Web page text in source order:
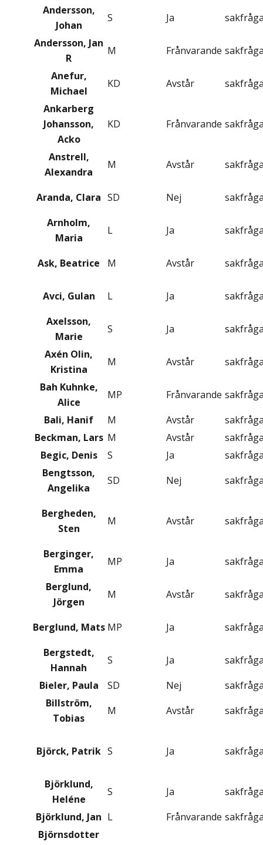
Andersson,
Johan
S Ja
Andersson, Jan
R
M Frånvarande
Anefur,
Michael
KD Avstår
Ankarberg
Johansson,
Acko
KD Frånvarande
Anstrell,
Alexandra
M Avstår
Aranda, Clara SD Nej
Arnholm,
Maria
L Ja
Ask, Beatrice M Avstår
Avci, Gulan L Ja
Axelsson,
Marie
S Ja
Axén Olin,
Kristina
M Avstår
Bah Kuhnke,
Alice
MP Frånvarande
Bali, Hanif
M Avstår
Beckman, Lars M Avstår
Begic, Denis
S Ja
Bengtsson,
Angelika
SD Nej
Bergheden,
Sten
M Avstår
Berginger,
Emma
MP Ja
Berglund,
Jörgen
M Avstår
Berglund, Mats MP Ja
Bergstedt,
Hannah
S Ja
Bieler, Paula
SD Nej
Billström,
Tobias
M Avstår
Björck, Patrik S Ja
Björklund,
Heléne
S Ja
Björklund, Jan L Frånvarande
Björnsdotter